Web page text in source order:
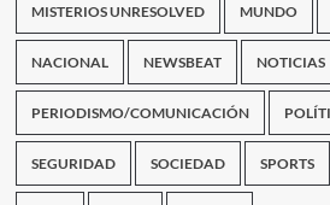
MISTERIOS UNRESOLVED MUNDO
NACIONAL NEWSBEAT NOTICIAS
PERIODISMO/COMUNICACIÓN
SEGURIDAD SOCIEDAD SPORTS